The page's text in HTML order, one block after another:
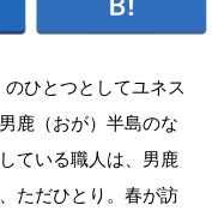
ひとつとしてユネス
鹿（おが）半島のな
ている職人は、男鹿
ただひとり。春が訪